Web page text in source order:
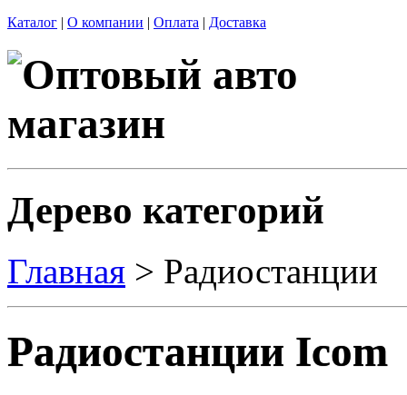
Каталог | О компании | Оплата | Доставка
Дерево категорий
Главная > Радиостанции
Радиостанции Icom